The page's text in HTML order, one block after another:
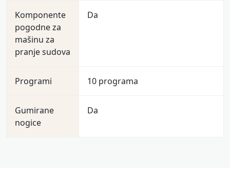
Komponente
pogodne za
mašinu za
pranje sudova
Da
Programi 10 programa
Gumirane
nogice
Da